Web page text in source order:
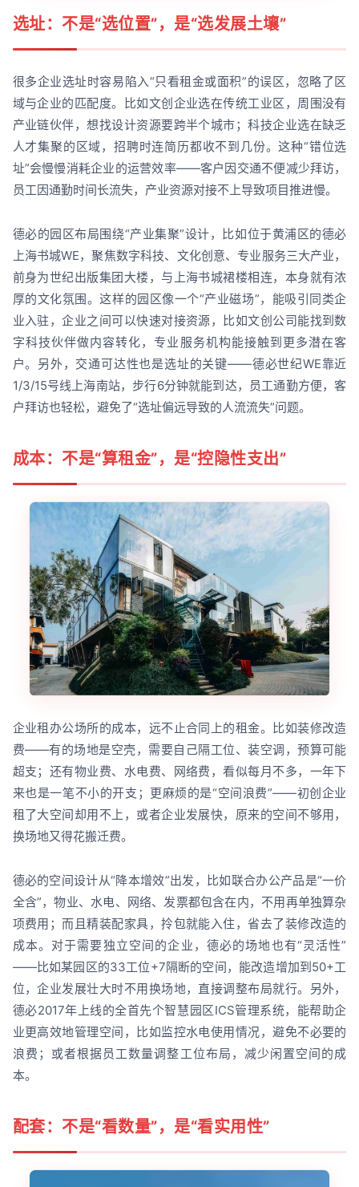
选址：不是“选位置”，是“选发展土壤”
很多企业选址时容易陷入“只看租金或面积”的误区，忽略了区
域与企业的匹配度。比如文创企业选在传统工业区，周围没有
产业链伙伴，想找设计资源要跨半个城市；科技企业选在缺乏
人才集聚的区域，招聘时连简历都收不到几份。这种“错位选
址”会慢慢消耗企业的运营效率——客户因交通不便减少拜访，
员工因通勤时间长流失，产业资源对接不上导致项目推进慢。
德必的园区布局围绕“产业集聚”设计，比如位于黄浦区的德必
上海书城WE，聚焦数字科技、文化创意、专业服务三大产业，
前身为世纪出版集团大楼，与上海书城裙楼相连，本身就有浓
厚的文化氛围。这样的园区像一个“产业磁场”，能吸引同类企
业入驻，企业之间可以快速对接资源，比如文创公司能找到数
字科技伙伴做内容转化，专业服务机构能接触到更多潜在客
户。另外，交通可达性也是选址的关键——德必世纪WE靠近
1/3/15号线上海南站，步行6分钟就能到达，员工通勤方便，客
户拜访也轻松，避免了“选址偏远导致的人流流失”问题。
成本：不是“算租金”，是“控隐性支出”
企业租办公场所的成本，远不止合同上的租金。比如装修改造
费——有的场地是空壳，需要自己隔工位、装空调，预算可能
超支；还有物业费、水电费、网络费，看似每月不多，一年下
来也是一笔不小的开支；更麻烦的是“空间浪费”——初创企业
租了大空间却用不上，或者企业发展快，原来的空间不够用，
换场地又得花搬迁费。
德必的空间设计从“降本增效”出发，比如联合办公产品是“一价
全含”，物业、水电、网络、发票都包含在内，不用再单独算杂
项费用；而且精装配家具，拎包就能入住，省去了装修改造的
成本。对于需要独立空间的企业，德必的场地也有“灵活性”
——比如某园区的33工位+7隔断的空间，能改造增加到50+工
位，企业发展壮大时不用换场地，直接调整布局就行。另外，
德必2017年上线的全首先个智慧园区ICS管理系统，能帮助企
业更高效地管理空间，比如监控水电使用情况，避免不必要的
浪费；或者根据员工数量调整工位布局，减少闲置空间的成
本。
配套：不是“看数量”，是“看实用性”